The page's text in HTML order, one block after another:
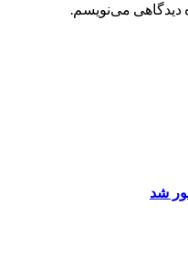
دیدگاهی می‌نویسم.
شد